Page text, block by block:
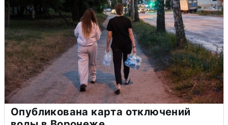
Опубликована карта отключений